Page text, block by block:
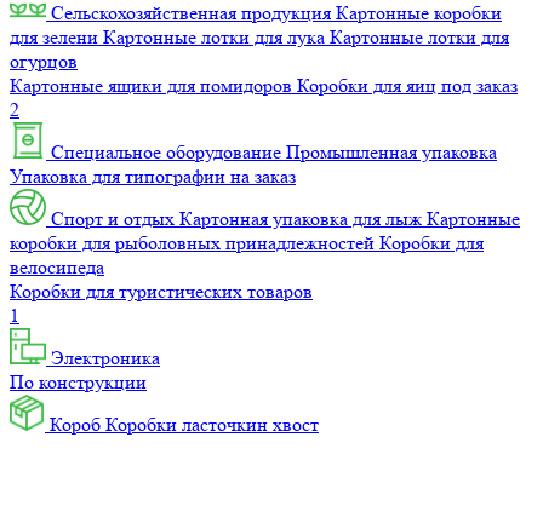
Сельскохозяйственная продукция Картонные коробки
для зелени Картонные лотки для лука Картонные лотки для
огурцов
Картонные ящики для помидоров Коробки для яиц под заказ
2
Специальное оборудование Промышленная упаковка
Упаковка для типографии на заказ
Спорт и отдых Картонная упаковка для лыж Картонные
коробки для рыболовных принадлежностей Коробки для
велосипеда
Коробки для туристических товаров
1
Электроника
По конструкции
Короб Коробки ласточкин хвост